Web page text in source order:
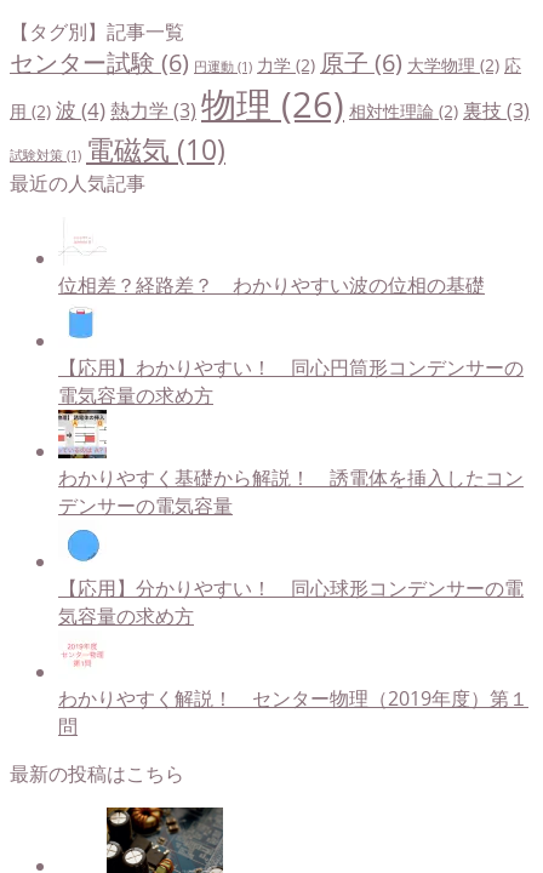
【タグ別】記事一覧
センター試験 (6) 円運動 (1) 力学 (2) 原子 (6) 大学物理 (2) 応
用 (2) 波 (4)熱力学 (3) 物理 (26) 相対性理論 (2) 裏技 (3)
試験対策 (1) 電磁気 (10)
最近の人気記事
位相差？経路差？ わかりやすい波の位相の基礎
【応用】わかりやすい！ 同心円筒形コンデンサーの
電気容量の求め方
わかりやすく基礎から解説！ 誘電体を挿入したコン
デンサーの電気容量
【応用】分かりやすい！ 同心球形コンデンサーの電
気容量の求め方
わかりやすく解説！ センター物理（2019年度）第１
問
最新の投稿はこちら